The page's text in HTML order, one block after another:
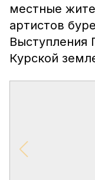
местные
артистов
Выступления
Курской